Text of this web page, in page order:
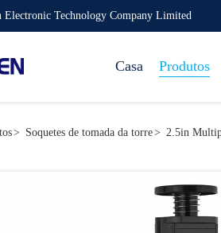
Electronic Technology Company Limited
Casa Produtos
> Soquetes de tomada da torre> 2.5in